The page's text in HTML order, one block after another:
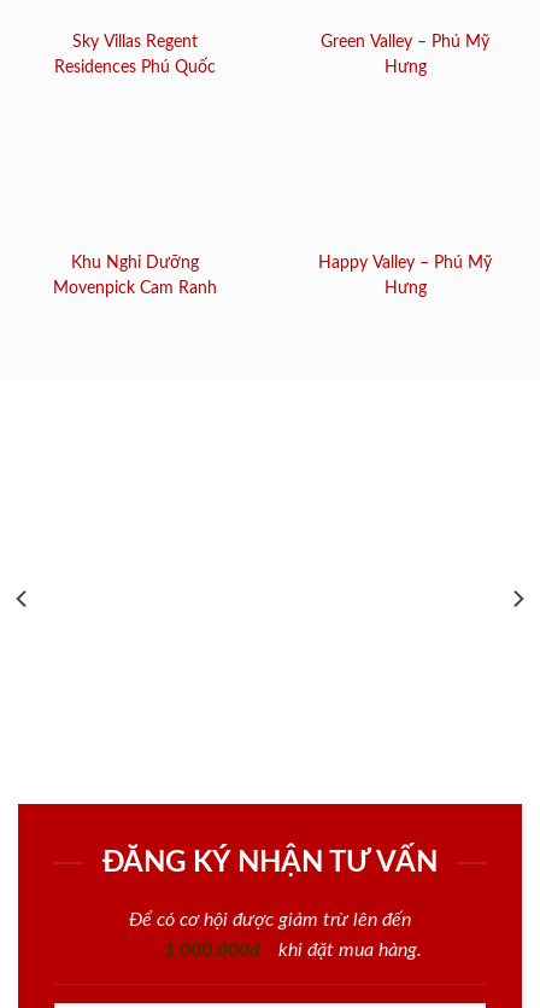
Sky Villas Regent
Residences Phú Quốc
Green Valley – Phú Mỹ
Hưng
Khu Nghỉ Dưỡng
Movenpick Cam Ranh
Happy Valley – Phú Mỹ
Hưng
ĐĂNG KÝ NHẬN TƯ VẤN
Để có cơ hội được giảm trừ lên đến
1.000.000đ
khi đặt mua hàng.